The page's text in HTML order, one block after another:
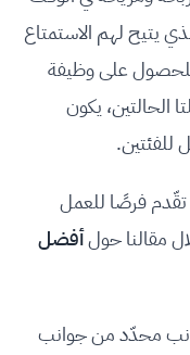
يتيح لهم الاستمتاع
على وظيفة
الحالتين، يكون
للفئتين.
تقّدم فرصًا للعمل
مقالنا حولأفضل
محدّد من جوانب